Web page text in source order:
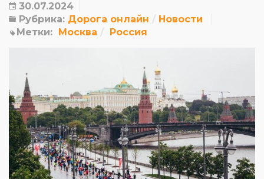
30.07.2024
Рубрика: Дорога онлайн
Новости
Метки: Москва Россия